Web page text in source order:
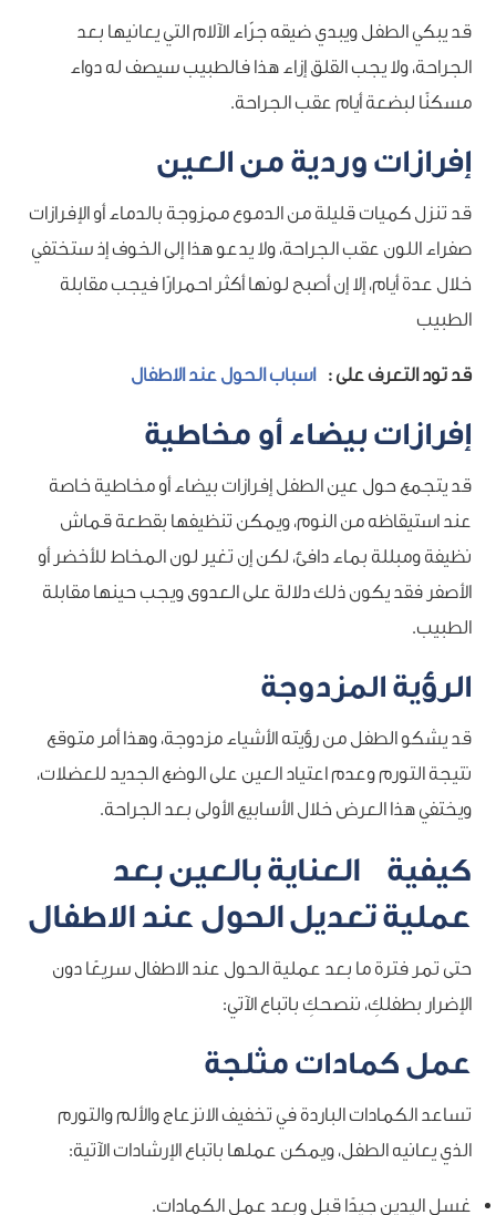
قد يبكي الطفل ويبدي ضيقه جرّاء الآلام التي يعانيها بعد
الجراحة، ولا يجب القلق إزاء هذا فالطبيب سيصف له دواء
مسكنًا لبضعة أيام عقب الجراحة.
إفرازات وردية من العين
قد تنزل كميات قليلة من الدموع ممزوجة بالدماء أو الإفرازات
صفراء اللون عقب الجراحة، ولا يدعو هذا إلى الخوف إذ ستختفي
خلال عدة أيام، إلا إن أصبح لونها أكثر احمرارًا فيجب مقابلة
الطبيب
قد تود التعرف على :اسباب الحول عند الاطفال
إفرازات بيضاء أو مخاطية
قد يتجمع حول عين الطفل إفرازات بيضاء أو مخاطية خاصة
عند استيقاظه من النوم، ويمكن تنظيفها بقطعة قماش
نظيفة ومبللة بماء دافئ، لكن إن تغير لون المخاط للأخضر أو
الأصفر فقد يكون ذلك دلالة على العدوى ويجب حينها مقابلة
الطبيب.
الرؤية المزدوجة
قد يشكو الطفل من رؤيته الأشياء مزدوجة، وهذا أمر متوقع
نتيجة التورم وعدم اعتياد العين على الوضع الجديد للعضلات،
ويختفي هذا العرض خلال الأسابيع الأولى بعد الجراحة.
كيفية العناية بالعين بعد
عملية تعديل الحول عند الاطفال
حتى تمر فترة ما بعد عملية الحول عند الاطفال سريعًا دون
الإضرار بطفلكِ، ننصحكِ باتباع الآتي:
عمل كمادات مثلجة
تساعد الكمادات الباردة في تخفيف الانزعاج والألم والتورم
الذي يعانيه الطفل، ويمكن عملها باتباع الإرشادات الآتية:
غسل اليدين جيدًا قبل وبعد عمل الكمادات.